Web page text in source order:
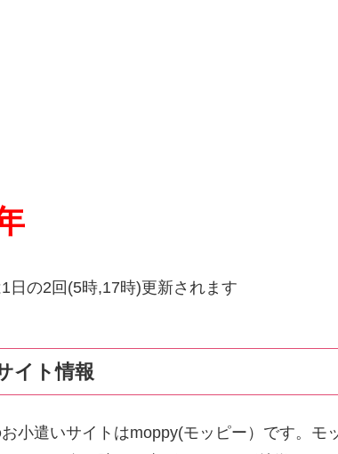
日の2回(5時,17時)更新されます
イト情報
小遣いサイトはmoppy(モッピー）です。モ